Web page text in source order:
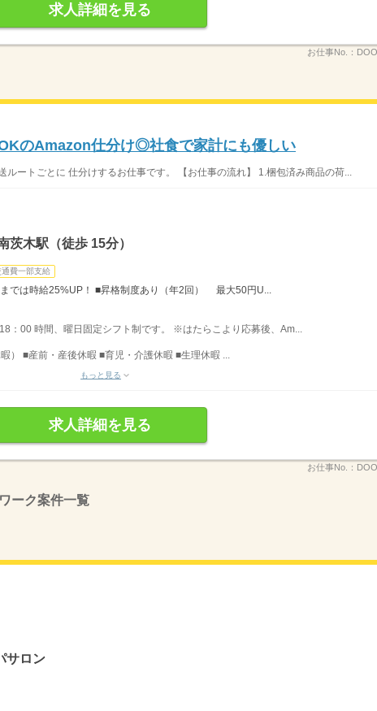
求人詳細を見る
お仕事No.：
のAmazon仕分け◎社食で家計にも優しい
ートごとに 仕分けするお仕事です。 【お仕事の流れ】 1.梱包済み商品の荷...
茨木駅（徒歩 15分）
通費一部支給
では時給25%UP！ ■昇格制度あり（年2回） 最大50円U...
：00 時間、曜日固定シフト制です。 ※はたらこより応募後、Am...
） ■産前・産後休暇 ■育児・介護休暇 ■生理休暇 ...
もっと見る
求人詳細を見る
お仕事No.：
ーク案件一覧
サロン